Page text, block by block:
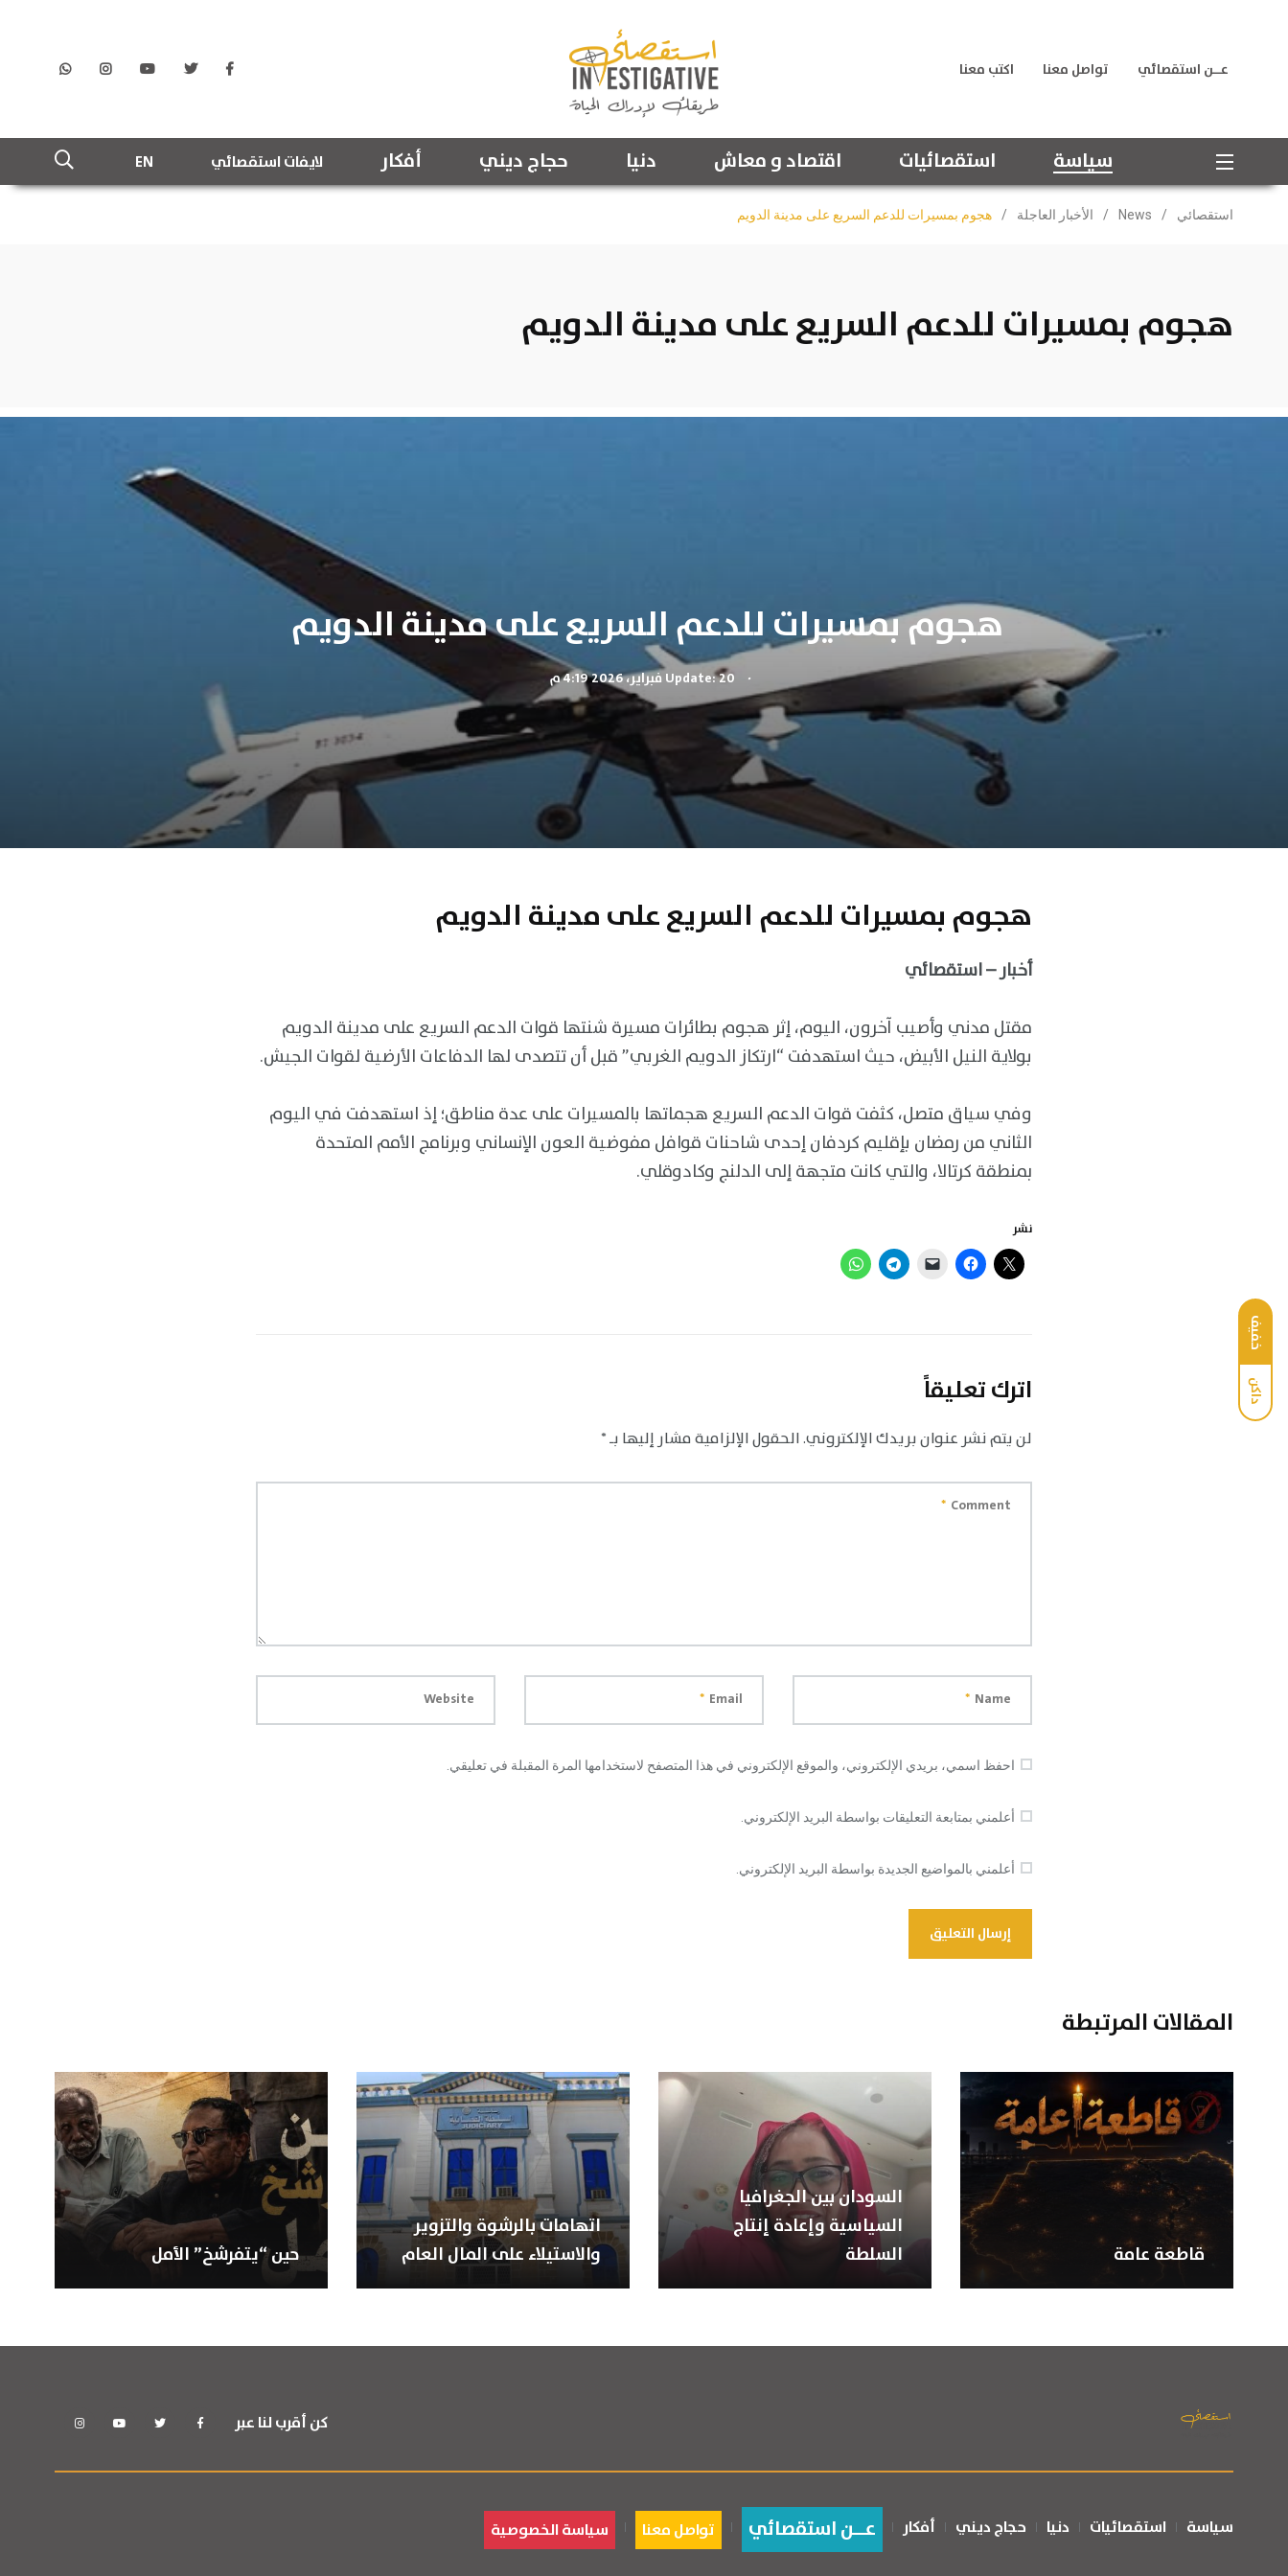
خفيف
داكن
عــن استقصائي تواصل معنا اكتب معنا
سياسة استقصائيات اقتصاد و معاش دنيا حجاج ديني أفكار لايفات استقصائي EN
استقصائي /
News
/ الأخبار العاجلة / هجوم بمسيرات للدعم السريع على مدينة الدويم
هجوم بمسيرات للدعم السريع على مدينة الدويم
هجوم بمسيرات للدعم السريع على مدينة الدويم
.
هجوم بمسيرات للدعم السريع على مدينة الدويم
أخبار – استقصائي
مقتل مدني وأصيب آخرون، اليوم، إثر هجوم بطائرات مسيرة شنتها قوات الدعم السريع على مدينة الدويم
بولاية النيل الأبيض، حيث استهدفت “ارتكاز الدويم الغربي” قبل أن تتصدى لها الدفاعات الأرضية لقوات الجيش.
وفي سياق متصل، كثفت قوات الدعم السريع هجماتها بالمسيرات على عدة مناطق؛ إذ استهدفت في اليوم
الثاني من رمضان بإقليم كردفان إحدى شاحنات قوافل مفوضية العون الإنساني وبرنامج الأمم المتحدة
بمنطقة كرتالا، والتي كانت متجهة إلى الدلنج وكادوقلي.
نشر
اترك تعليقاً
لن يتم نشر عنوان بريدك الإلكتروني.الحقول الإلزامية مشار إليها بـ*
Comment
*
Name
*
Email
*
Website
احفظ اسمي، بريدي الإلكتروني، والموقع الإلكتروني في هذا المتصفح لاستخدامها المرة المقبلة في تعليقي.
أعلمني بمتابعة التعليقات بواسطة البريد الإلكتروني.
أعلمني بالمواضيع الجديدة بواسطة البريد الإلكتروني.
المقالات المرتبطة
قاطعة عامة
السودان بين الجغرافيا
السياسية وإعادة إنتاج
السلطة
اتهامات بالرشوة والتزوير
والاستيلاء على المال العام
حين “يتفرشخ” الأمل
كن أقرب لنا عبر
سياسة استقصائيات دنيا حجاج ديني أفكار عــن استقصائي تواصل معنا سياسة الخصوصية